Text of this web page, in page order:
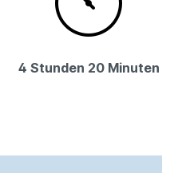
4 Stunden 20 Minuten